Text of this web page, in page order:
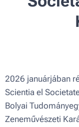
2026 januárjában
Scientia el
Bolyai
Zeneművészeti